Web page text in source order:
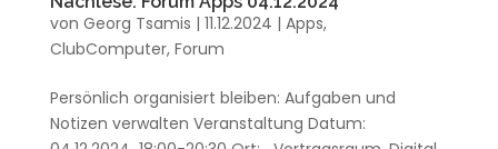
von Georg Tsamis | 11.12.2024 | Apps,
ClubComputer, Forum
Persönlich organisiert bleiben: Aufgaben und
Notizen verwalten Veranstaltung Datum: